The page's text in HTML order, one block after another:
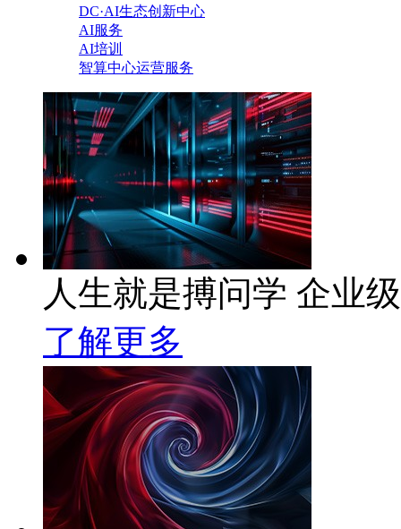
DC·AI生态创新中心
AI服务
AI培训
智算中心运营服务
人生就是搏问学 企业
了解更多